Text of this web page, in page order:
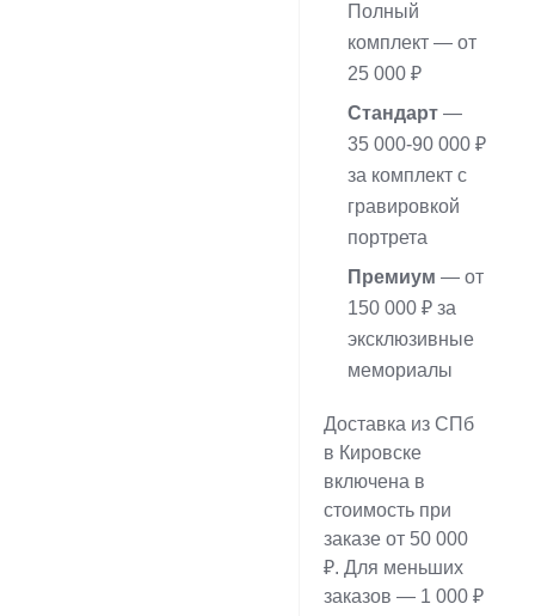
Полный
комплект — от
25 000 ₽
Стандарт —
35 000-90 000 ₽
за комплект с
гравировкой
портрета
Премиум — от
150 000 ₽ за
эксклюзивные
мемориалы
Доставка из СПб
в Кировске
включена в
стоимость при
заказе от 50 000
₽. Для меньших
заказов — 1 000 ₽